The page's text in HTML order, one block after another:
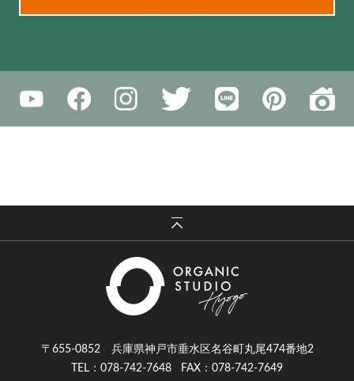
〒655-0852 兵庫県神戸市垂水区名谷町丸尾474番地2
TEL：078-742-7648
FAX：078-742-7649